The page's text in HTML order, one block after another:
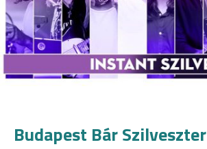
Budapest Bár Szilveszter